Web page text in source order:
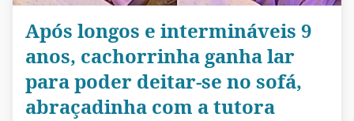
Após longos e intermináveis 9
anos, cachorrinha ganha lar
para poder deitar-se no sofá,
abraçadinha com a tutora